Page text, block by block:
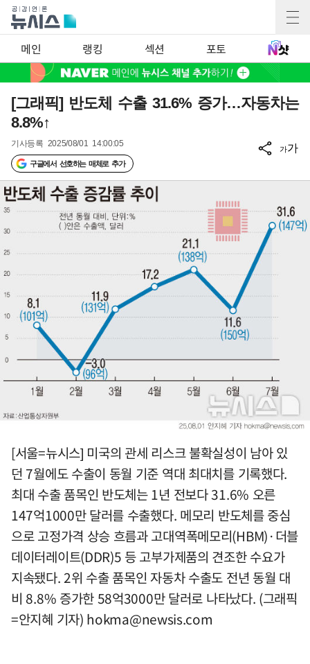
메인 랭킹 섹션 포토
[그래픽] 반도체 수출 31.6% 증가…자동차는
8.8%↑
기사등록 2025/08/01 14:00:05
구글에서 선호하는 매체로 추가
가가
[서울=뉴시스] 미국의 관세 리스크 불확실성이 남아 있
던 7월에도 수출이 동월 기준 역대 최대치를 기록했다.
최대 수출 품목인 반도체는 1년 전보다 31.6% 오른
147억1000만 달러를 수출했다. 메모리 반도체를 중심
으로 고정가격 상승 흐름과 고대역폭메모리(HBM)·더블
데이터레이트(DDR)5 등 고부가제품의 견조한 수요가
지속됐다. 2위 수출 품목인 자동차 수출도 전년 동월 대
비 8.8% 증가한 58억3000만 달러로 나타났다. (그래픽
=안지혜 기자) hokma@newsis.com